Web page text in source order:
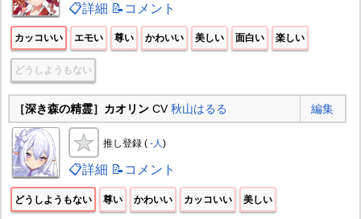
📋詳細 📝コメント
カッコいい エモい 尊い かわいい 美しい 面白い 楽しい
どうしようもない
［深き森の精霊］カオリンCV秋山はるる 編集
推し登録 ( -人 )
📋詳細 📝コメント
どうしようもない 尊い かわいい カッコいい 美しい